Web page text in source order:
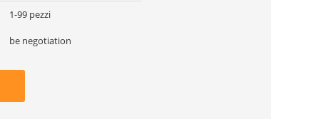
1-99 pezzi
be negotiation